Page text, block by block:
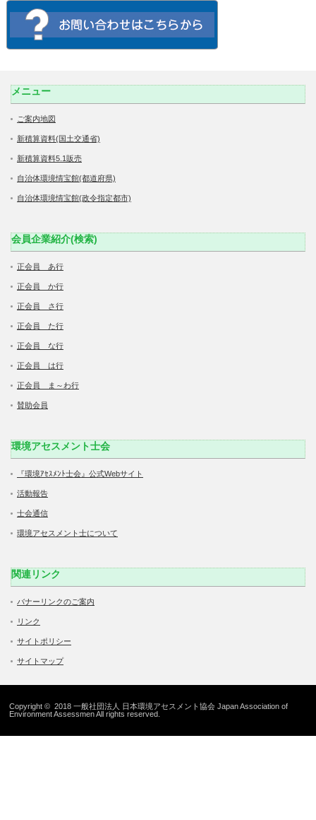
メニュー
ご案内地図
新積算資料(国土交通省)
新積算資料5.1販売
自治体環境情宝館(都道府県)
自治体環境情宝館(政令指定都市)
会員企業紹介(検索)
正会員 あ行
正会員 か行
正会員 さ行
正会員 た行
正会員 な行
正会員 は行
正会員 ま～わ行
賛助会員
環境アセスメント士会
『環境ｱｾｽﾒﾝﾄ士会』公式Webサイト
活動報告
士会通信
環境アセスメント士について
関連リンク
バナーリンクのご案内
リンク
サイトポリシー
サイトマップ
Copyright © 2018 一般社団法人 日本環境アセスメント協会 Japan Association of
Environment Assessmen All rights reserved.